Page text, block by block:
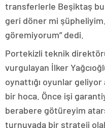
transferlerle Beşiktaş bu
geri döner mi
göremiyorum” dedi.
Portekizli teknik
vurgulayan İlker
oynattığı oyunlar
bir hoca. Önce işi
berabere götüreyim
turnuvada bir strateji